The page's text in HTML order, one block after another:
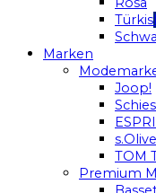
Türkis
Marken
Joop!
TOM
Premium